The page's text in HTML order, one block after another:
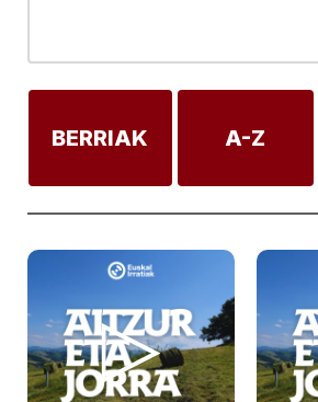
BERRIAK A-Z